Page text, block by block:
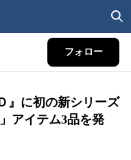
フォロー
』に初の新シリーズ
アイテム3品を発